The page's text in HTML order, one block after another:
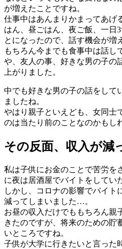
が増えたことですね。
仕事中はあんまりかまってあげ
はん、昼ごはん、夜ご飯、一日
とになったので、話す機会が増
もちろん今までも食事中は話し
や、友人の事、好きな男の子の
上がりました。
中でも好きな男の子の話をして
ましたね。
やはり親子といえども、女同士
のは当たり前のことなのかもし
その反面、収入が減
私は子供にお金のことで苦労を
に夜は居酒屋でバイトをしてい
しかし、コロナの影響でバイト
減ってしまいました…。
お昼の収入だけでももちろん親
きたのですが、将来のための貯
いところですね。
子供が大学に行きたいと言った